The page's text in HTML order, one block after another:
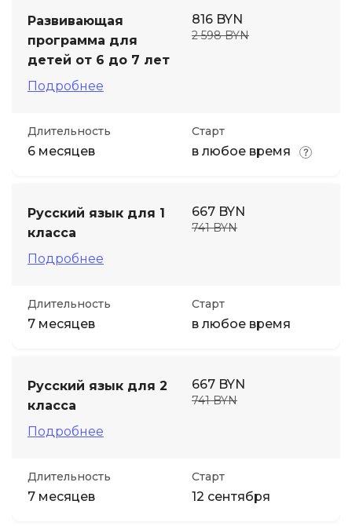
Развивающая
программа для
детей от 6 до 7 лет
Подробнее
816 BYN
2 598 BYN
Длительность
6 месяцев
Старт
в любое время
Русский язык для 1
класса
Подробнее
667 BYN
741 BYN
Длительность
7 месяцев
Старт
в любое время
Русский язык для 2
класса
Подробнее
667 BYN
741 BYN
Длительность
7 месяцев
Старт
12 сентября